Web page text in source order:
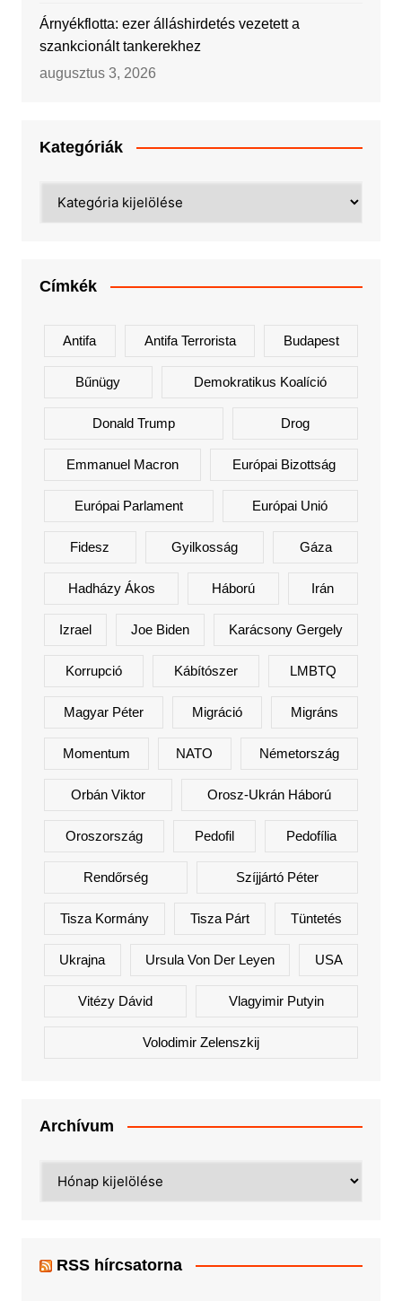
Árnyékflotta: ezer álláshirdetés vezetett a
szankcionált tankerekhez
augusztus 3, 2026
Kategóriák
Címkék
Antifa Antifa Terrorista Budapest
Bűnügy Demokratikus Koalíció
Donald Trump Drog
Emmanuel Macron Európai Bizottság
Európai Parlament Európai Unió
Fidesz Gyilkosság Gáza
Hadházy Ákos Háború Irán
Izrael Joe Biden Karácsony Gergely
Korrupció Kábítószer LMBTQ
Magyar Péter Migráció Migráns
Momentum NATO Németország
Orbán Viktor Orosz-Ukrán Háború
Oroszország Pedofil Pedofília
Rendőrség Szíjjártó Péter
Tisza Kormány Tisza Párt Tüntetés
Ukrajna Ursula Von Der Leyen USA
Vitézy Dávid Vlagyimir Putyin
Volodimir Zelenszkij
Archívum
RSS hírcsatorna